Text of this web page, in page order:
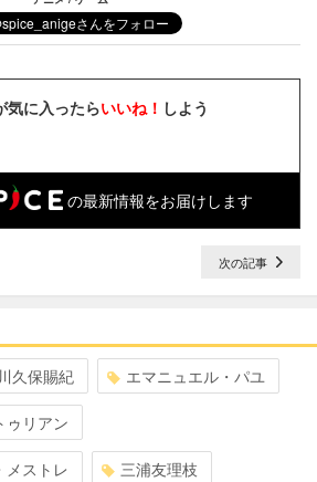
気に入ったらいいね！ しよう
の最新情報をお届けします
次の記事
川久保賜紀 エマニュエル・パユ
ゥリアン
メストレ 三浦友理枝